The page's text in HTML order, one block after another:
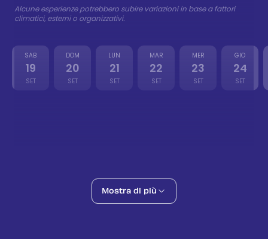
Alcune esperienze potrebbero subire variazioni in base a fattori
climatici, esterni o organizzativi.
SAB
19
SET
DOM
20
SET
LUN
21
SET
MAR
22
SET
MER
23
SET
GIO
24
SET
Parco della Tijuca JeepMostra di più